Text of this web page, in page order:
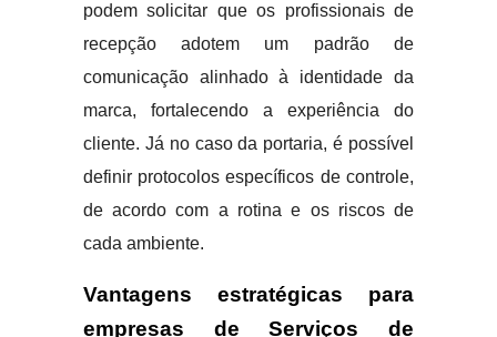
podem solicitar que os profissionais de
recepção adotem um padrão de
comunicação alinhado à identidade da
marca, fortalecendo a experiência do
cliente. Já no caso da portaria, é possível
definir protocolos específicos de controle,
de acordo com a rotina e os riscos de
cada ambiente.
Vantagens estratégicas para
empresas de Serviços de